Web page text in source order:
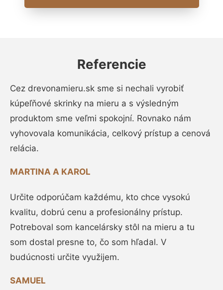
Referencie
Cez drevonamieru.sk sme si nechali vyrobiť
kúpeľňové skrinky na mieru a s výsledným
produktom sme veľmi spokojní. Rovnako nám
vyhovovala komunikácia, celkový prístup a cenová
relácia.
MARTINA A KAROL
Určite odporúčam každému, kto chce vysokú
kvalitu, dobrú cenu a profesionálny prístup.
Potreboval som kancelársky stôl na mieru a tu
som dostal presne to, čo som hľadal. V
budúcnosti určite využijem.
SAMUEL